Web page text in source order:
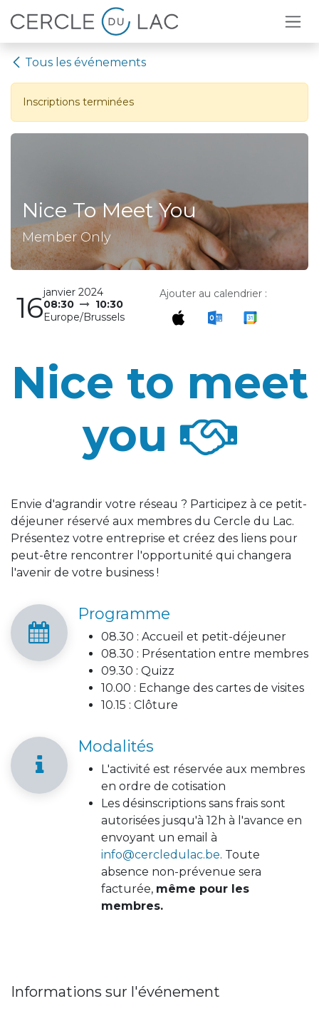
Se rendre au contenu
Tous les événements
Inscriptions terminées
Nice To Meet You
Member Only
16janvier 2024
08:30
10:30
Europe/Brussels
Ajouter au calendrier :
Nice to meet
you
Envie d'agrandir votre réseau ? Participez à ce petit-
déjeuner réservé aux membres du Cercle du Lac.
Présentez votre entreprise et créez des liens pour
peut-être rencontrer l'opportunité qui changera
l'avenir de votre business !
Programme
08.30 : Accueil et petit-déjeuner
08.30 : Présentation entre membres
09.30 : Quizz
10.00 : Echange des cartes de visites
10.15 : Clôture
Modalités
L'activité est réservée aux membres
en ordre de cotisation
Les désinscriptions sans frais sont
autorisées jusqu'à 12h à l'avance en
envoyant un email à
info@cercledulac.be. Toute
absence non-prévenue sera
facturée, même pour les
membres.
Informations sur l'événement